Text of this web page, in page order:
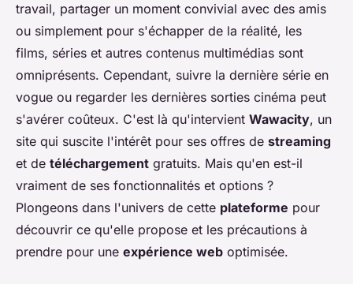
alice•13 décembre 2023•2 min de lecture
travail, partager un moment convivial avec des amis
ou simplement pour s'échapper de la réalité, les
films, séries et autres contenus multimédias sont
omniprésents. Cependant, suivre la dernière série en
vogue ou regarder les dernières sorties cinéma peut
s'avérer coûteux. C'est là qu'intervient Wawacity, un
site qui suscite l'intérêt pour ses offres de streaming
et de téléchargement gratuits. Mais qu'en est-il
vraiment de ses fonctionnalités et options ?
Plongeons dans l'univers de cette plateforme pour
découvrir ce qu'elle propose et les précautions à
prendre pour une expérience web optimisée.